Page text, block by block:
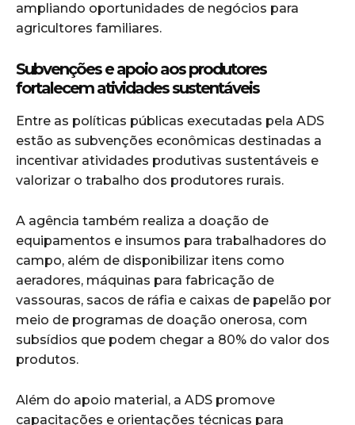
ampliando oportunidades de negócios para
agricultores familiares.
Subvenções e apoio aos produtores
fortalecem atividades sustentáveis
Entre as políticas públicas executadas pela ADS
estão as subvenções econômicas destinadas a
incentivar atividades produtivas sustentáveis e
valorizar o trabalho dos produtores rurais.
A agência também realiza a doação de
equipamentos e insumos para trabalhadores do
campo, além de disponibilizar itens como
aeradores, máquinas para fabricação de
vassouras, sacos de ráfia e caixas de papelão por
meio de programas de doação onerosa, com
subsídios que podem chegar a 80% do valor dos
produtos.
Além do apoio material, a ADS promove
capacitações e orientações técnicas para